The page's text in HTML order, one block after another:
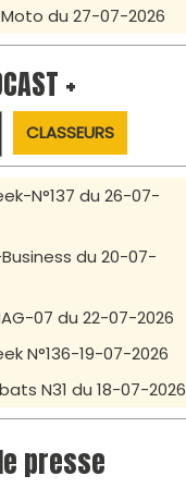
du 27-07-2026
+
CLASSEURS
N°137 du 26-07-
du 20-07-
07 du 22-07-2026
N°136-19-07-2026
N31 du 18-07-2026
presse